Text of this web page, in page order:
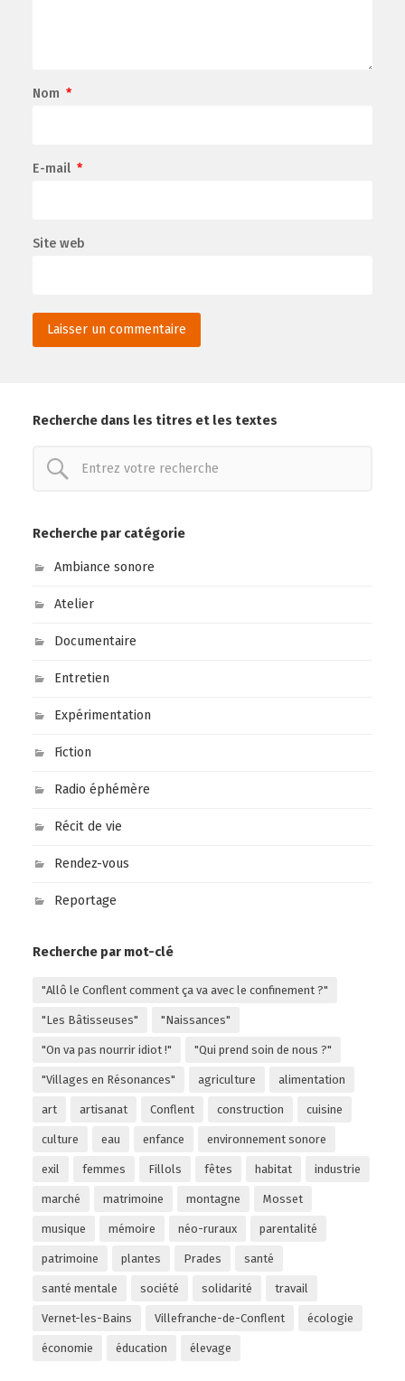
Nom *
E-mail *
Site web
Recherche dans les titres et les textes
Recherche par catégorie
Ambiance sonore
Atelier
Documentaire
Entretien
Expérimentation
Fiction
Radio éphémère
Récit de vie
Rendez-vous
Reportage
Recherche par mot-clé
"Allô le Conflent comment ça va avec le confinement ?"
"Les Bâtisseuses" "Naissances"
"On va pas nourrir idiot !" "Qui prend soin de nous ?"
"Villages en Résonances" agriculture alimentation
art artisanat Conflent construction cuisine
culture eau enfance environnement sonore
exil femmes Fillols fêtes habitat industrie
marché matrimoine montagne Mosset
musique mémoire néo-ruraux parentalité
patrimoine plantes Prades santé
santé mentale société solidarité travail
Vernet-les-Bains Villefranche-de-Conflent écologie
économie éducation élevage